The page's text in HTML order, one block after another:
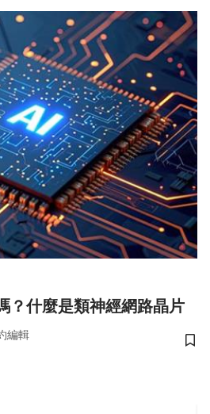
？什麼是類神經網路晶片
編輯
儲